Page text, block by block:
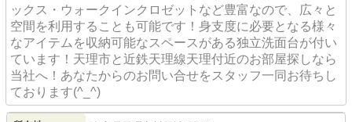
ックス・ウォークインクロゼットなど豊富なので、広々と
空間を利用することも可能です！身支度に必要となる様々
なアイテムを収納可能なスペースがある独立洗面台が付い
ています！天理市と近鉄天理線天理付近のお部屋探しなら
当社へ！あなたからのお問い合せをスタッフ一同お待ちし
ております(^_^)